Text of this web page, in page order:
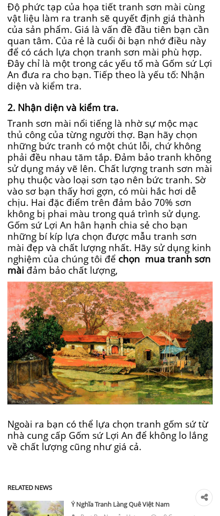
Độ phức tạp của họa tiết tranh sơn mài cùng
vật liệu làm ra tranh sẽ quyết định giá thành
của sản phẩm. Giá là vấn đề đầu tiên bạn cần
quan tâm. Của rẻ là cuổi ôi bạn nhớ điều này
để có cách lựa chọn tranh sơn mài phù hợp.
Đây chỉ là một trong các yếu tố mà Gốm sứ Lợi
An đưa ra cho bạn. Tiếp theo là yếu tố: Nhận
diện và kiểm tra.
2. Nhận diện và kiểm tra.
Tranh sơn mài nổi tiếng là nhờ sự mộc mạc
thủ công của từng người thợ. Bạn hãy chọn
những bức tranh có một chút lỗi, chứ không
phải đều nhau tăm tắp. Đảm bảo tranh không
sử dụng máy vẽ lên. Chất lượng tranh sơn mài
phụ thuộc vào loại sơn tạo nên bức tranh. Sờ
vào sơ bạn thấy hơi gợn, có mùi hắc hơi dễ
chịu. Hai đặc điểm trên đảm bảo 70% sơn
không bị phai màu trong quá trình sử dụng.
Gốm sứ Lợi An hân hạnh chia sẻ cho bạn
những bí kíp lựa chọn được mẫu tranh sơn
mài đẹp và chất lượng nhất. Hãy sử dụng kinh
nghiệm của chúng tôi để chọn mua tranh sơn
mài đảm bảo chất lượng,
Ngoài ra bạn có thể lựa chọn tranh gốm sứ từ
nhà cung cấp Gốm sứ Lợi An để không lo lắng
về chất lượng cũng như giá cả.
RELATED NEWS
Ý Nghĩa Tranh Làng Quê Việt Nam